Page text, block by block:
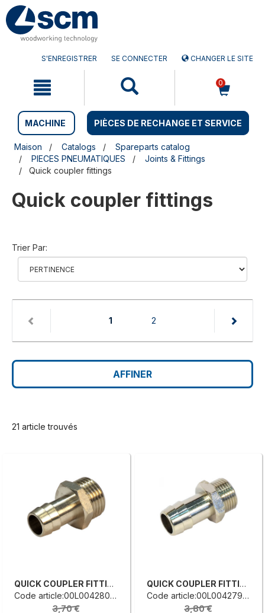
Aller
au
contenu
Menu
sauter
S'ENREGISTRER SE CONNECTER CHANGER LE SITE
0
MACHINE PIÈCES DE RECHANGE ET SERVICE
Maison Catalogs
Spareparts catalog
PIECES PNEUMATIQUES
Joints & Fittings
Quick coupler fittings
Quick coupler fittings
Trier Par:
1(current) 2
AFFINER
21 article trouvés
QUICK COUPLER FITTING
Code article:00L0042800H
3,70 €
QUICK COUPLER FITTING
Code article:00L0042798D
3,80 €